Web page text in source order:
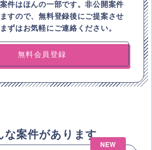
件はほんの一部です。非公開案件
すので、無料登録後にご提案させ
ずはお気軽にご連絡ください。
無料会員登録
な案件があります
NEW